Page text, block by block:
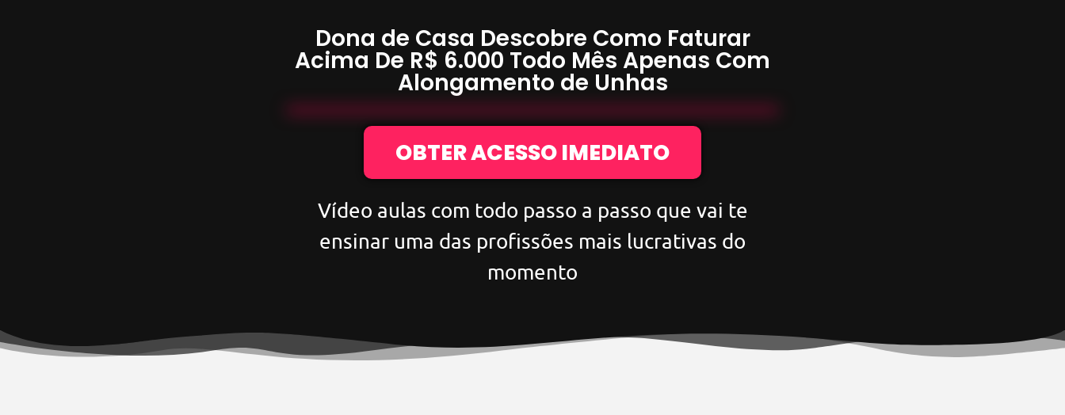
Dona de Casa Descobre Como Faturar
Acima De R$ 6.000 Todo Mês Apenas Com
Alongamento de Unhas
OBTER ACESSO IMEDIATO
Vídeo aulas com todo passo a passo que vai te
ensinar uma das profissões mais lucrativas do
momento